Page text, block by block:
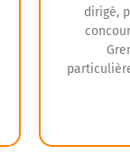
dirigé,